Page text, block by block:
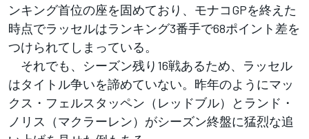
ンキング首位の座を固めており、モナコGPを終えた
時点でラッセルはランキング3番手で68ポイント差を
つけられてしまっている。
それでも、シーズン残り16戦あるため、ラッセル
はタイトル争いを諦めていない。昨年のようにマッ
クス・フェルスタッペン（レッドブル）とランド・
ノリス（マクラーレン）がシーズン終盤に猛烈な追